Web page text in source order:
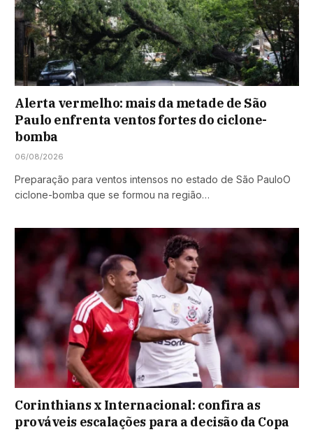
Alerta vermelho: mais da metade de São
Paulo enfrenta ventos fortes do ciclone-
bomba
06/08/2026
Preparação para ventos intensos no estado de São PauloO
ciclone-bomba que se formou na região…
Corinthians x Internacional: confira as
prováveis escalações para a decisão da Copa